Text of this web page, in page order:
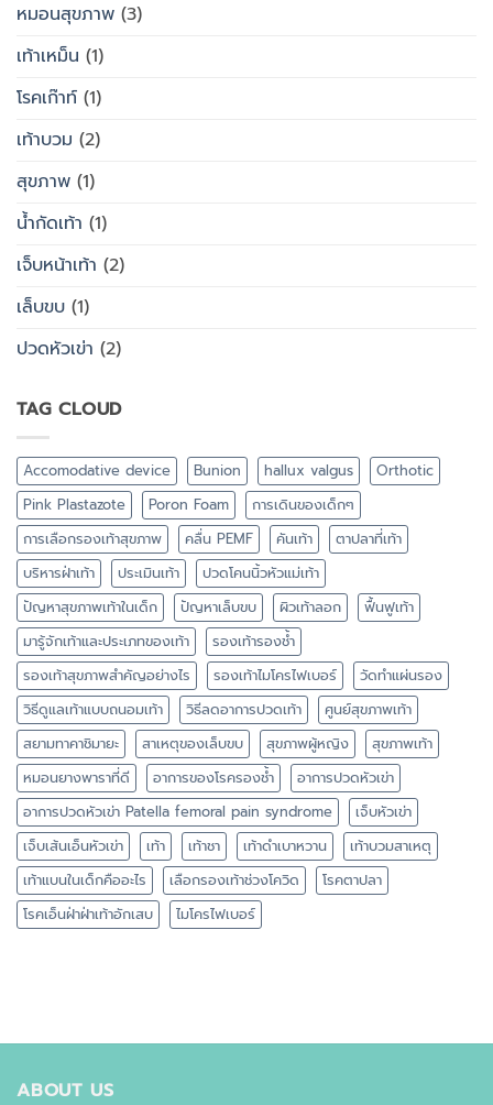
หมอนสุขภาพ (3)
เท้าเหม็น (1)
โรคเก๊าท์ (1)
เท้าบวม (2)
สุขภาพ (1)
น้ำกัดเท้า (1)
เจ็บหน้าเท้า (2)
เล็บขบ (1)
ปวดหัวเข่า (2)
TAG CLOUD
Accomodative device Bunion hallux valgus
Orthotic
Pink Plastazote
Poron Foam
การเดินของเด็กๆ
การเลือกรองเท้าสุขภาพ
คลื่น PEMF คันเท้า
ตาปลาที่เท้า
บริหารฝ่าเท้า
ประเมินเท้า
ปวดโคนนิ้วหัวแม่เท้า
ปัญหาสุขภาพเท้าในเด็ก
ปัญหาเล็บขบ ผิวเท้าลอก
ฟื้นฟูเท้า
มารู้จักเท้าและประเภทของเท้า
รองเท้ารองช้ำ
รองเท้าสุขภาพสำคัญอย่างไร
รองเท้าไมโครไฟเบอร์
วัดทำแผ่นรอง
วิธีดูแลเท้าแบบถนอมเท้า
วิธีลดอาการปวดเท้า
ศูนย์สุขภาพเท้า
สยามทาคาชิมายะ
สาเหตุของเล็บขบ สุขภาพผู้หญิง
สุขภาพเท้า
หมอนยางพาราที่ดี
อาการของโรครองช้ำ
อาการปวดหัวเข่า
อาการปวดหัวเข่า Patella femoral pain syndrome
เจ็บหัวเข่า
เจ็บเส้นเอ็นหัวเข่า
เท้า เท้าชา เท้าดำเบาหวาน
เท้าบวมสาเหตุ
เท้าแบนในเด็กคืออะไร
เลือกรองเท้าช่วงโควิด
โรคตาปลา
โรคเอ็นฝ่าฝ่าเท้าอักเสบ
ไมโครไฟเบอร์
ABOUT US